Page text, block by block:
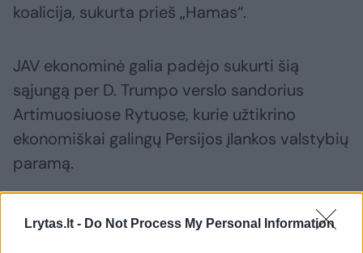
Lrytas.lt - Do Not Process My Personal Information
koalicija, sukurta prieš „Hamas“.
JAV ekonominė galia padėjo sukurti šią
sąjungą per D. Trumpo verslo sandorius
Artimuosiuose Rytuose, kurie užtikrino
ekonomiškai galingų Persijos įlankos valstybių
paramą.
„Mes sustabdėme pagrindinį terorizmo